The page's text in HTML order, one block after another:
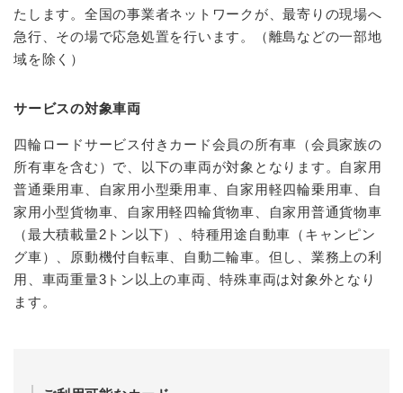
たします。全国の事業者ネットワークが、最寄りの現場へ
急行、その場で応急処置を行います。（離島などの一部地
域を除く）
サービスの対象車両
四輪ロードサービス付きカード会員の所有車（会員家族の
所有車を含む）で、以下の車両が対象となります。自家用
普通乗用車、自家用小型乗用車、自家用軽四輪乗用車、自
家用小型貨物車、自家用軽四輪貨物車、自家用普通貨物車
（最大積載量2トン以下）、特種用途自動車（キャンピン
グ車）、原動機付自転車、自動二輪車。但し、業務上の利
用、車両重量3トン以上の車両、特殊車両は対象外となり
ます。